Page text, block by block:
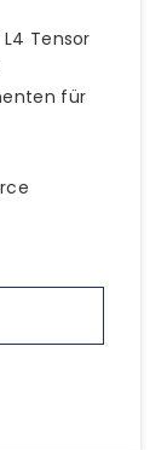
L4 Tensor
für